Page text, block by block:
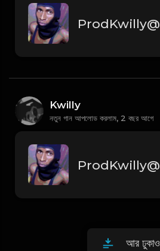
ProdKwilly@
Kwilly
নতুন গান আপলোড করলাম, 2 বছর আগে
ProdKwilly@
আর ঢুকাও